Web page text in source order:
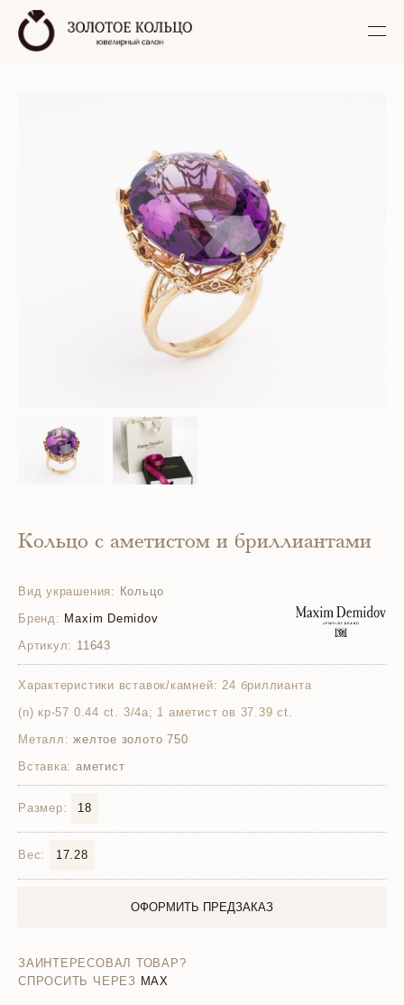
Кольцо с аметистом и бриллиантами
Вид украшения: Кольцо
Бренд: Maxim Demidov
Артикул: 11643
Характеристики вставок/камней: 24 бриллианта
(n) кр-57 0.44 ct. 3/4а; 1 аметист ов 37.39 ct.
Металл: желтое золото 750
Вставка: аметист
Размер: 18
Вес: 17.28
ОФОРМИТЬ ПРЕДЗАКАЗ
ЗАИНТЕРЕСОВАЛ ТОВАР?
СПРОСИТЬ ЧЕРЕЗ MAX